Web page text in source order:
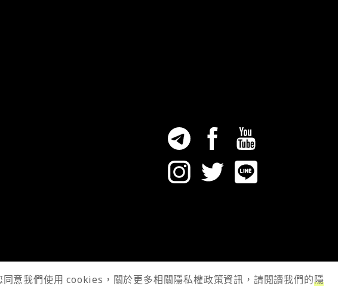
意我們使用 cookies，關於更多相關隱私權政策資訊，請閱讀我們的隱